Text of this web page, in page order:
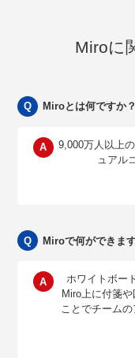
Miroに
Miroとは何ですか？
9,000万人以上
ュアル
Miroで何ができま
ホワイトボー
Miro上に付箋
ことでチーム